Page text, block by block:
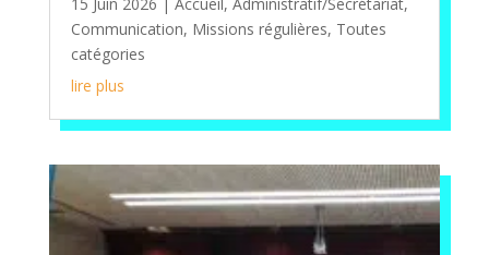
Communication, Missions régulières, Toutes
catégories
lire plus